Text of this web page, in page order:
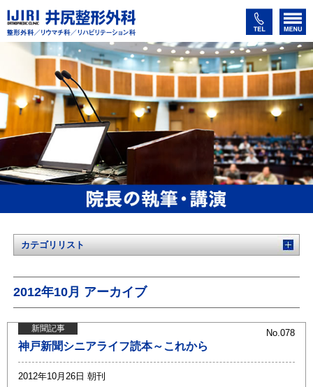
カテゴリリスト
2012年10月 アーカイブ
新聞記事 No.078
神戸新聞シニアライフ読本～これから
2012年10月26日 朝刊